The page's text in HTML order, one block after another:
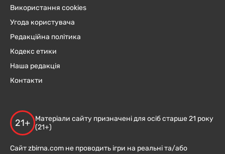
Використання cookies
Угода користувача
Редакційна політика
Кодекс етики
Наша редакція
Контакти
21+
Матеріали сайту призначені для осіб старше 21 року
(21+)
Сайт zbirna.com не проводить ігри на реальні та/або